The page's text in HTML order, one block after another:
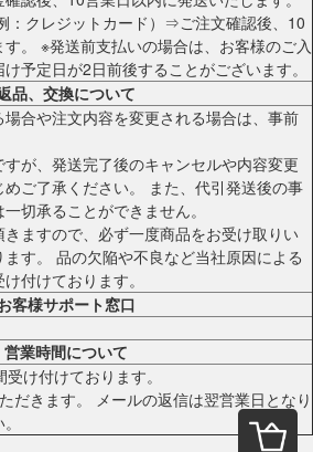
：クレジットカード）⇒ご注文確認後、10
。 ※発送前支払いの場合は、お客様のご入
予定日が2日前後することがございます。
品、交換について
合や注文内容を変更される場合は、事前
が、発送完了後のキャンセルや内容変更
ご了承ください。 また、代引発送後の事
切承ることができません。
ますので、必ず一度商品をお受け取りい
す。 品の欠陥や不良など当社原因による
付けております。
客様サポート窓口
営業時間について
け付けております。
だきます。 メールの返信は翌営業日となり